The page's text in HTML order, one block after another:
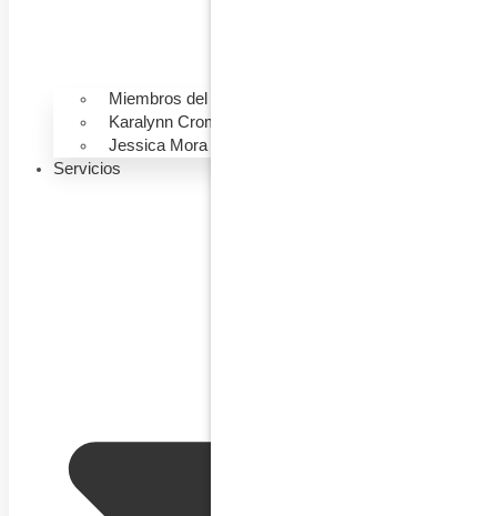
Miembros del Equipo
Karalynn Cromeens
Jessica Mora
Servicios